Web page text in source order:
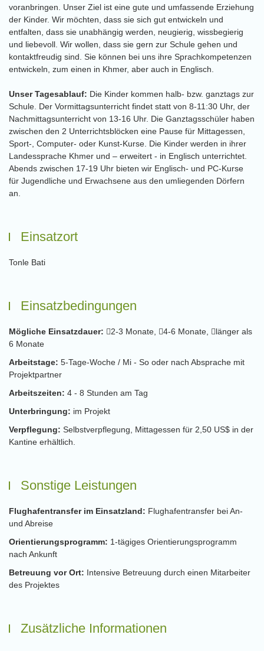
voranbringen. Unser Ziel ist eine gute und umfassende Erziehung
der Kinder. Wir möchten, dass sie sich gut entwickeln und
entfalten, dass sie unabhängig werden, neugierig, wissbegierig
und liebevoll. Wir wollen, dass sie gern zur Schule gehen und
kontaktfreudig sind. Sie können bei uns ihre Sprachkompetenzen
entwickeln, zum einen in Khmer, aber auch in Englisch.
Unser Tagesablauf: Die Kinder kommen halb- bzw. ganztags zur
Schule. Der Vormittagsunterricht findet statt von 8-11:30 Uhr, der
Nachmittagsunterricht von 13-16 Uhr. Die Ganztagsschüler haben
zwischen den 2 Unterrichtsblöcken eine Pause für Mittagessen,
Sport-, Computer- oder Kunst-Kurse. Die Kinder werden in ihrer
Landessprache Khmer und – erweitert - in Englisch unterrichtet.
Abends zwischen 17-19 Uhr bieten wir Englisch- und PC-Kurse
für Jugendliche und Erwachsene aus den umliegenden Dörfern
an.
Einsatzort
Tonle Bati
Einsatzbedingungen
Mögliche Einsatzdauer: 2-3 Monate, 4-6 Monate,
länger als
6 Monate
Arbeitstage: 5-Tage-Woche / Mi - So oder nach Absprache mit
Projektpartner
Arbeitszeiten: 4 - 8 Stunden am Tag
Unterbringung: im Projekt
Verpflegung: Selbstverpflegung, Mittagessen für 2,50 US$ in der
Kantine erhältlich.
Sonstige Leistungen
Flughafentransfer im Einsatzland: Flughafentransfer bei An-
und Abreise
Orientierungsprogramm: 1-tägiges Orientierungsprogramm
nach Ankunft
Betreuung vor Ort: Intensive Betreuung durch einen Mitarbeiter
des Projektes
Zusätzliche Informationen